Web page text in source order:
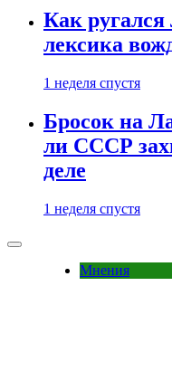
Как
лексика
1 неделя спустя
Бросок на
ли СССР
деле
1 неделя спустя
Мнения